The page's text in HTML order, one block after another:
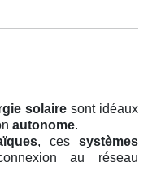
solaire sont idéaux
autonome.
, cessystèmes
au réseau